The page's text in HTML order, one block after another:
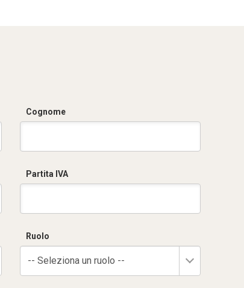
Cognome
Partita IVA
Ruolo
-- Seleziona un ruolo --